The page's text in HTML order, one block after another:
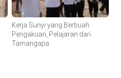
Kerja Sunyi yang Berbuah
Pengakuan, Pelajaran dari
Tamangapa